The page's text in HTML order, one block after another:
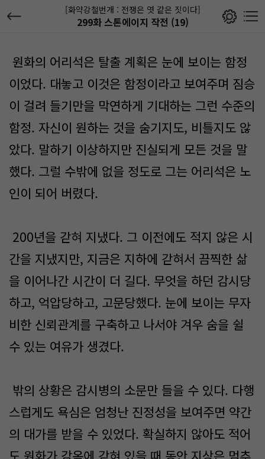
[화약강철번개 : 전쟁은 엿 같은 짓이다]
299화 스톤에이지 작전 (19)
원화의 어리석은 탈출 계획은 눈에 보이는 함정
이었다. 대놓고 이것은 함정이라고 보여주며 짐승
이 걸려 들기만을 막연하게 기대하는 그런 수준의
함정. 자신이 원하는 것을 숨기지도, 비틀지도 않
았다. 말하기 이상하지만 진실되게 모든 것을 말
했다. 그럴 수밖에 없을 정도로 그는 어리석은 노
인이 되어 버렸다.
200년을 갇혀 지냈다. 그 이전에도 적지 않은 시
간을 지냈지만, 지금은 지하에 갇혀서 끔찍한 삶
을 이어나간 시간이 더 길다. 무엇을 하던 감시당
하고, 억압당하고, 고문당했다. 눈에 보이는 무자
비한 신뢰관계를 구축하고 나서야 겨우 숨을 쉴
수 있는 여유가 생겼다.
밖의 상황은 감시병의 소문만 들을 수 있다. 다행
스럽게도 욕심은 엄청난 진정성을 보여주면 약간
의 대가를 받을 수 있었다. 확실하지 않아도 적어
도 원화가 감옥에 갇혀 있을 때 동안 지상은 멈추